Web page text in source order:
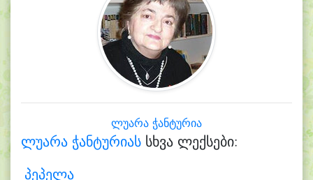
ლუარა ჭანტურია
ლუარა ჭანტურიას სხვა ლექსები:
პეპელა